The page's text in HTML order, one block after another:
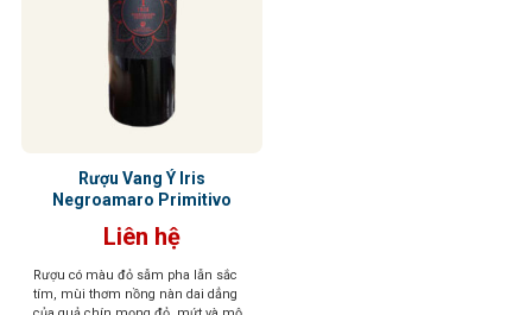
Rượu Vang Ý Iris
Negroamaro Primitivo
Liên hệ
Rượu có màu đỏ sẫm pha lẫn sắc
tím, mùi thơm nồng nàn dai dẳng